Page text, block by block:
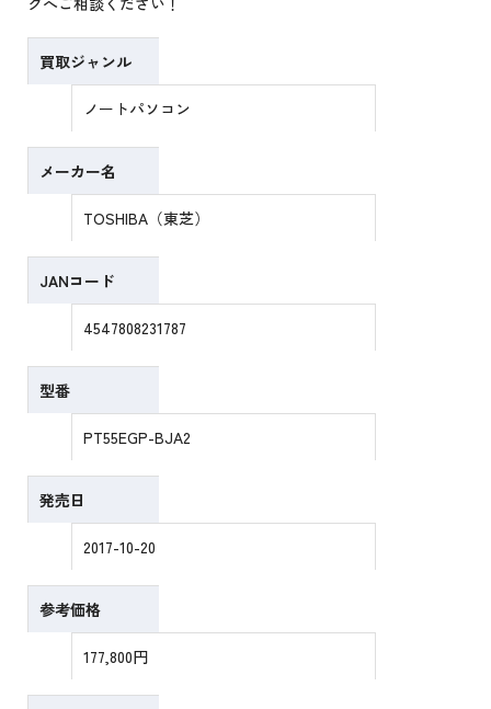
買取ジャンル
ノートパソコン
メーカー名
TOSHIBA（東芝）
JANコード
4547808231787
型番
PT55EGP-BJA2
発売日
2017-10-20
参考価格
177,800円